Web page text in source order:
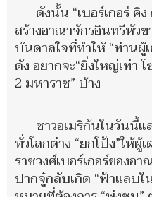
ดังนั้น “เบอร์เกอร์ คิ
สร้างอาณาจักรอินทรีหัว
บันดาลใจที่ทำให้ “ท่าน
ดัง อยากจะ“ยิ่งใหญ่เท่า
2 มหาราช” บ้าง
ชาวอเมริกันในวันนี้แ
ทั่วโลกต่าง “ยกโป้ง”ให้
ราชวงศ์เบอร์เกอร์ของอ
ปากจู๋กลับเกิด “ฟ้าแลบใ